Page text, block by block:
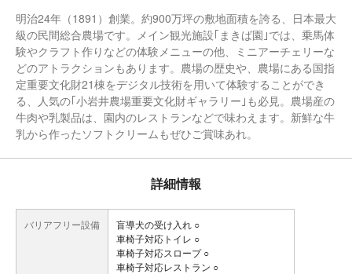
明治24年（1891）創業。約900万坪の敷地面積を誇る、日本最大
級の民間総合農場です。メイン観光施設｢まきば園｣では、乗馬体
験やクラフト作りなどの体験メニューの他、ミニアーチェリーな
どのアトラクションもあります。農場の歴史や、農場にある国指
定重要文化財21棟をデジタル技術を用いて体験することができ
る、人気の｢小岩井農場重要文化財ギャラリー｣も必見。農場産の
牛肉や乳製品は、園内のレストランなどで味わえます。新鮮な牛
乳から作ったソフトクリームもぜひご賞味あれ。
詳細情報
バリアフリー設備
盲導犬の受け入れ ○
車椅子対応トイレ ○
車椅子対応スロープ ○
車椅子対応レストラン ○